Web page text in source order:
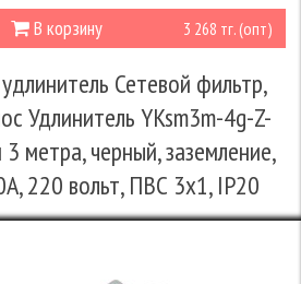
В корзину 3 268 тг. (опт)
Сетевой фильтр,
Удлинитель YKsm3m-4g-Z-
метра, черный, заземление,
220 вольт, ПВС 3х1, IP20